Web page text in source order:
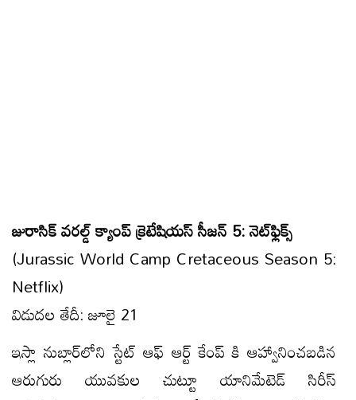
జురాసిక్ వరల్డ్ క్యాంప్ క్రెటేషియస్ సీజన్ 5: నెట్‌ఫ్లిక్స్
(Jurassic World Camp Cretaceous Season 5:
Netflix)
విడుదల తేదీ: జూలై 21
ఇస్లా నుబ్లార్‌లోని స్టేట్ ఆఫ్ ఆర్ట్ కేంప్ కి ఆహ్వానించబడిన
ఆరుగురు యువకుల చుట్టూ యానిమేటెడ్ సిరీస్